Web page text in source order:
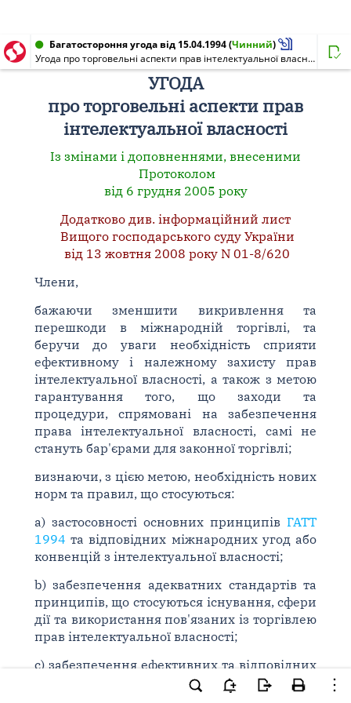
Багатостороння угода від 15.04.1994(Чинний)
Угода про торговельні аспекти прав інтелектуальної власності
УГОДА
про торговельні аспекти прав
інтелектуальної власності
Із змінами і доповненнями, внесеними
Протоколом
від 6 грудня 2005 року
Додатково див. інформаційний лист
Вищого господарського суду України
від 13 жовтня 2008 року N 01-8/620
Члени,
бажаючи зменшити викривлення та
перешкоди в міжнародній торгівлі, та
беручи до уваги необхідність сприяти
ефективному і належному захисту прав
інтелектуальної власності, а також з метою
гарантування того, що заходи та
процедури, спрямовані на забезпечення
права інтелектуальної власності, самі не
стануть бар'єрами для законної торгівлі;
визнаючи, з цією метою, необхідність нових
норм та правил, що стосуються:
a) застосовності основних принципівГАТТ
1994 та відповідних міжнародних угод або
конвенцій з інтелектуальної власності;
b) забезпечення адекватних стандартів та
принципів, що стосуються існування, сфери
дії та використання пов'язаних із торгівлею
прав інтелектуальної власності;
c) забезпечення ефективних та відповідних
засобів захисту пов'язаних із торгівлею